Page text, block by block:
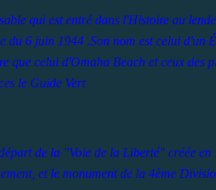
qui est entré dans l'Histoire au
du 6 juin 1944 .Son nom est celui d'un
que celui d'Omaha Beach et ceux des
le Guide Vert
de la "Voie de la Liberté" créée en
et le monument de la 4ème